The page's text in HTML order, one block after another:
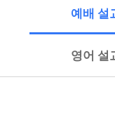
예배 설
영어 설